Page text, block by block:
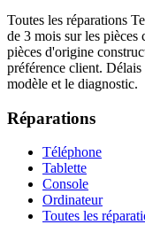
Toutes les réparations
de 3 mois sur les pièces
pièces d'origine
préférence client.
modèle et le diagnostic.
Réparations
Téléphone
Tablette
Console
Ordinateur
Toutes les